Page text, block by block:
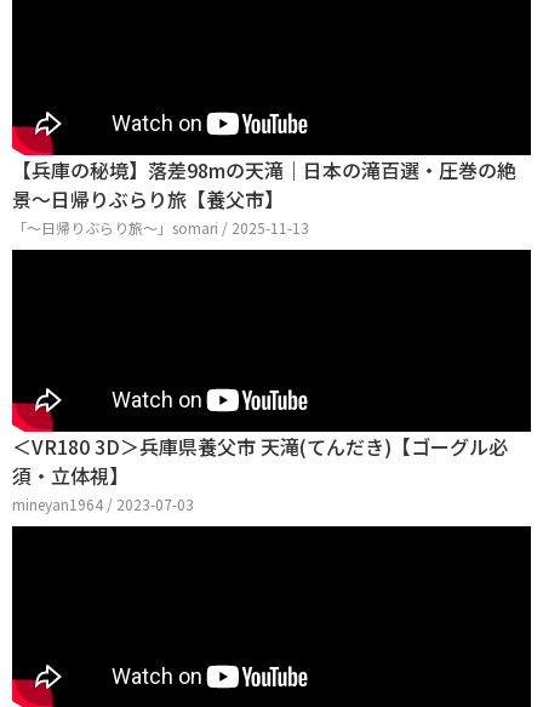
【兵庫の秘境】落差98mの天滝｜日本の滝百選・圧巻の絶
景〜日帰りぶらり旅【養父市】
「〜日帰りぶらり旅〜」somari / 2025-11-13
＜VR180 3D＞兵庫県養父市 天滝(てんだき)【ゴーグル必
須・立体視】
mineyan1964 / 2023-07-03